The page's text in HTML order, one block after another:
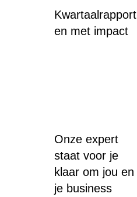
Kwartaalrapport
en met impact
Onze expert
staat voor je
klaar om jou en
je business